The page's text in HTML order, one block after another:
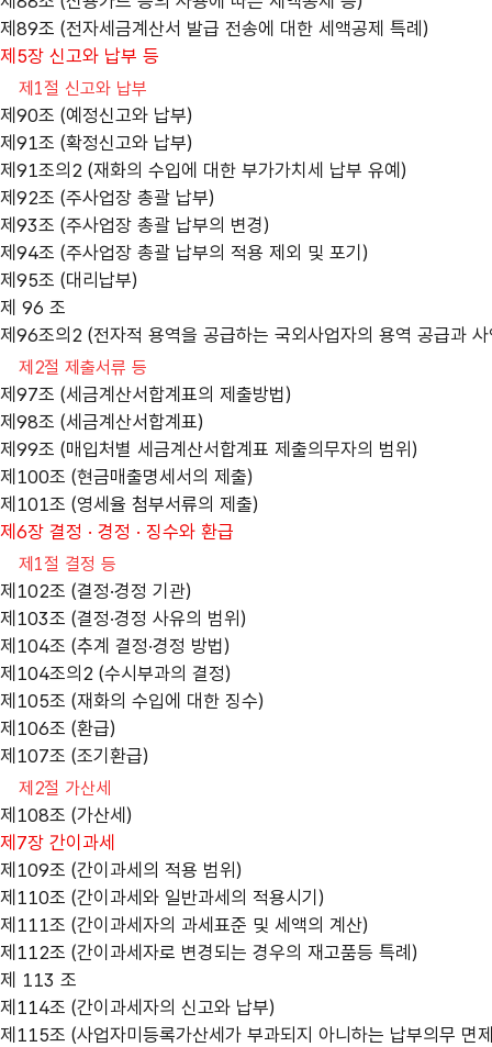
제89조 (전자세금계산서 발급 전송에 대한 세액공제 특례)
제5장 신고와 납부 등
제1절 신고와 납부
제90조 (예정신고와 납부)
제91조 (확정신고와 납부)
제91조의2 (재화의 수입에 대한 부가가치세 납부 유예)
제92조 (주사업장 총괄 납부)
제93조 (주사업장 총괄 납부의 변경)
제94조 (주사업장 총괄 납부의 적용 제외 및 포기)
제95조 (대리납부)
제 96 조
제96조의2 (전자적 용역을 공급하는 국외사업자의 용역 공급과
제2절 제출서류 등
제97조 (세금계산서합계표의 제출방법)
제98조 (세금계산서합계표)
제99조 (매입처별 세금계산서합계표 제출의무자의 범위)
제100조 (현금매출명세서의 제출)
제101조 (영세율 첨부서류의 제출)
제6장 결정 · 경정 · 징수와 환급
제1절 결정 등
제102조 (결정·경정 기관)
제103조 (결정·경정 사유의 범위)
제104조 (추계 결정·경정 방법)
제104조의2 (수시부과의 결정)
제105조 (재화의 수입에 대한 징수)
제106조 (환급)
제107조 (조기환급)
제2절 가산세
제108조 (가산세)
제7장 간이과세
제109조 (간이과세의 적용 범위)
제110조 (간이과세와 일반과세의 적용시기)
제111조 (간이과세자의 과세표준 및 세액의 계산)
제112조 (간이과세자로 변경되는 경우의 재고품등 특례)
제 113 조
제114조 (간이과세자의 신고와 납부)
제115조 (사업자미등록가산세가 부과되지 아니하는 납부의무 면